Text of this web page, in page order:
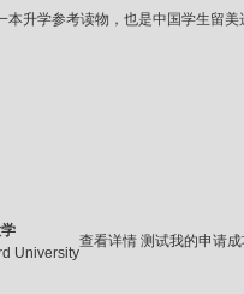
升学参考读物，也是中国学生留
University
查看详情 测试我的申请